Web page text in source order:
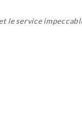
le service